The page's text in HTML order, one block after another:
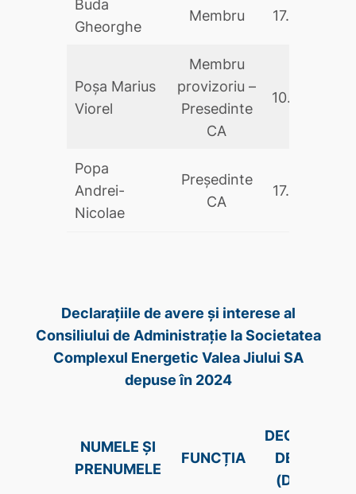
Buda
Gheorghe
Membru 17.05.2024
Poşa Marius
Viorel
Membru
provizoriu –
Presedinte
CA
10.09.2025
Popa
Andrei-
Nicolae
Președinte
CA
17.05.2024
Declarațiile de avere și interese al
Consiliului de Administrație la Societatea
Complexul Energetic Valea Jiului SA
depuse în 2024
NUMELE ȘI
PRENUMELE
FUNCȚIA
DECLARAŢIE
DE AVERE
(DA .PDF)